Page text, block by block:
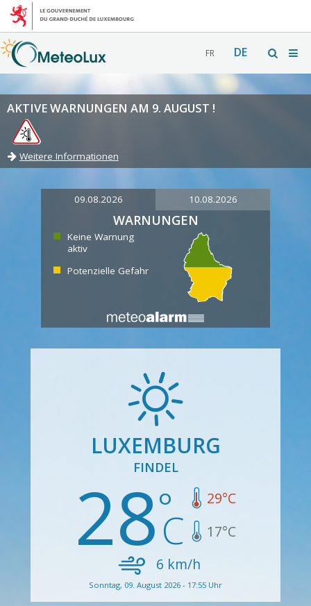
FR DE
AKTIVE WARNUNGEN AM 9. AUGUST !
Weitere Informationen
09.08.2026 10.08.2026
WARNUNGEN
Keine Warnung
aktiv
Potenzielle Gefahr
LUXEMBURG
FINDEL
28 29°C
17°C
6 km/h
Sonntag, 09. August 2026 - 17:55 Uhr